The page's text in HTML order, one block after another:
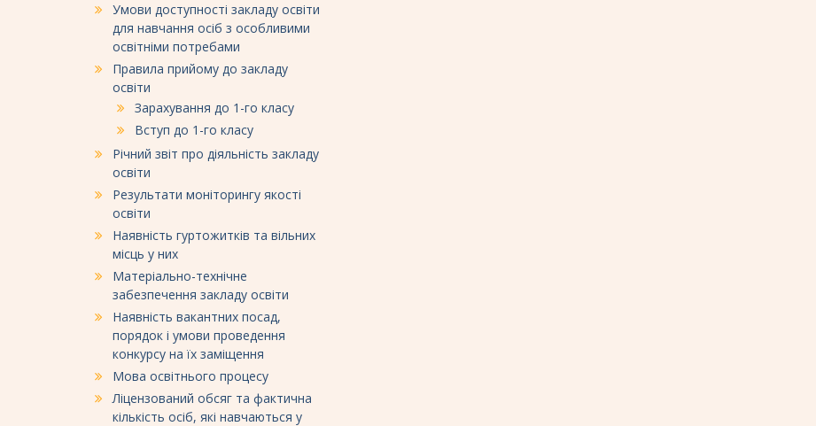
Умови доступності закладу освіти
для навчання осіб з особливими
освітніми потребами
Правила прийому до закладу
освіти
Зарахування до 1-го класу
Вступ до 1-го класу
Річний звіт про діяльність закладу
освіти
Результати моніторингу якості
освіти
Наявність гуртожитків та вільних
місць у них
Матеріально-технічне
забезпечення закладу освіти
Наявність вакантних посад,
порядок і умови проведення
конкурсу на їх заміщення
Мова освітнього процесу
Ліцензований обсяг та фактична
кількість осіб, які навчаються у